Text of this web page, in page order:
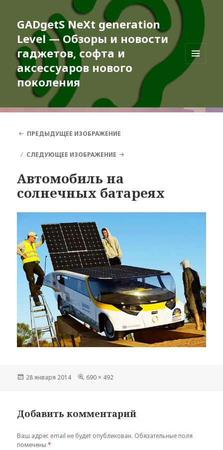
GADgetS NeXt generation
Level — Обзоры и новости
гаджетов, софта и
аксессуаров нового
поколения
МЕНЮ
ПРЕДЫДУЩЕЕ ИЗОБРАЖЕНИЕ
СЛЕДУЮЩЕЕ ИЗОБРАЖЕНИЕ
Автомобиль на
солнечных батареях
Опубликовано
28 января 2014
Полный
690 × 492
Добавить комментарий
Ваш адрес email не будет опубликован. Обязательные поля
помечены*